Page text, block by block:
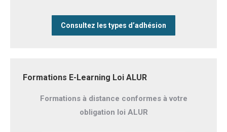
Consultez les types d’adhésion
Formations E-Learning Loi ALUR
Formations à distance conformes à votre
obligation loi ALUR